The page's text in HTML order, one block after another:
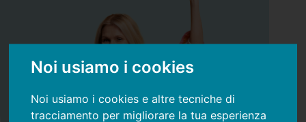
Noi usiamo i cookies
Noi usiamo i cookies e altre tecniche di
tracciamento per migliorare la tua esperienza